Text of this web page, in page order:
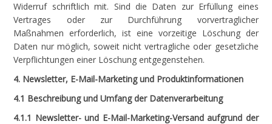
Widerruf schriftlich mit. Sind die Daten zur Erfüllung eines
Vertrages oder zur Durchführung vorvertraglicher
Maßnahmen erforderlich, ist eine vorzeitige Löschung der
Daten nur möglich, soweit nicht vertragliche oder gesetzliche
Verpflichtungen einer Löschung entgegenstehen.
4. Newsletter, E-Mail-Marketing und Produktinformationen
4.1 Beschreibung und Umfang der Datenverarbeitung
4.1.1 Newsletter- und E-Mail-Marketing-Versand aufgrund der